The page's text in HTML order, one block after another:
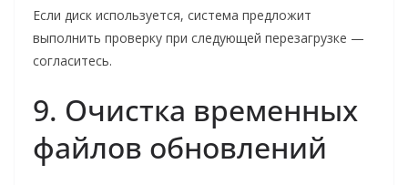
Если диск используется, система предложит
выполнить проверку при следующей перезагрузке —
согласитесь.
9. Очистка временных
файлов обновлений